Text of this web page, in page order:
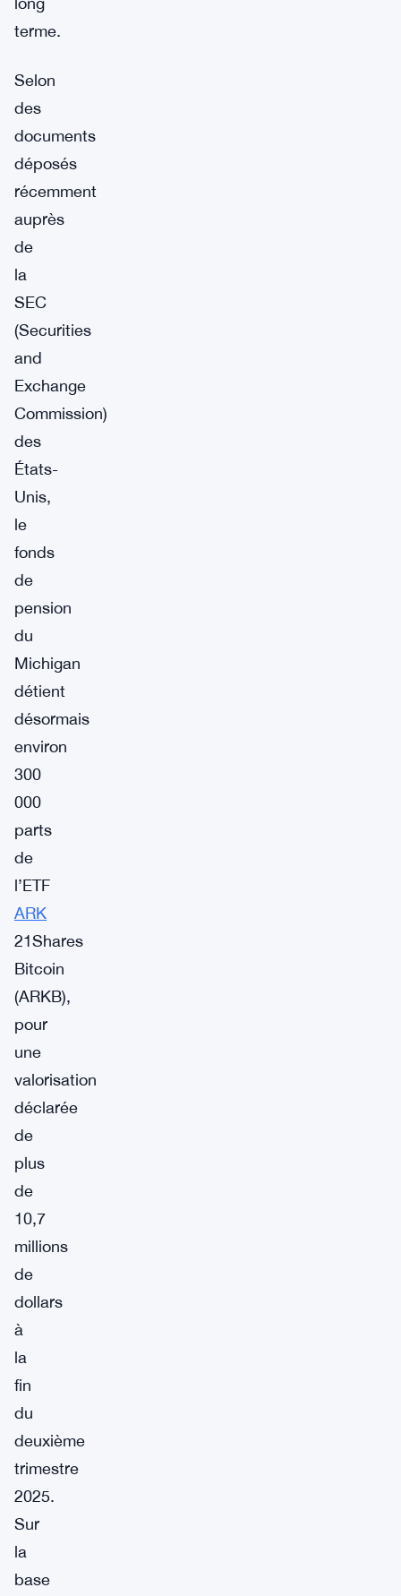
terme.
Selon
des
documents
déposés
récemment
auprès
de
la
SEC
(Securities
and
Exchange
Commission)
des
États-
Unis,
le
fonds
de
pension
du
Michigan
détient
désormais
environ
300
000
parts
de
l’ETF
ARK
21Shares
Bitcoin
(ARKB),
pour
une
valorisation
déclarée
de
plus
de
10,7
millions
de
dollars
à
la
fin
du
deuxième
trimestre
2025.
Sur
la
base